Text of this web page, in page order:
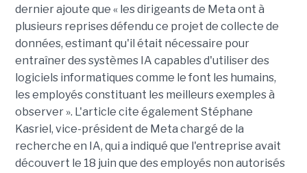
dernier ajoute que « les dirigeants de Meta ont à
plusieurs reprises défendu ce projet de collecte de
données, estimant qu'il était nécessaire pour
entraîner des systèmes IA capables d'utiliser des
logiciels informatiques comme le font les humains,
les employés constituant les meilleurs exemples à
observer ». L'article cite également Stéphane
Kasriel, vice-président de Meta chargé de la
recherche en IA, qui a indiqué que l'entreprise avait
découvert le 18 juin que des employés non autorisés